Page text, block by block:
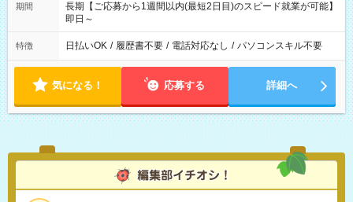
期間
長期【ご応募から1週間以内(最短2日目)のスピード就業が可能】
即日～
特徴 日払いOK / 履歴書不要 / 電話対応なし / パソコンスキル不要
気になる！ 応募する 詳細へ